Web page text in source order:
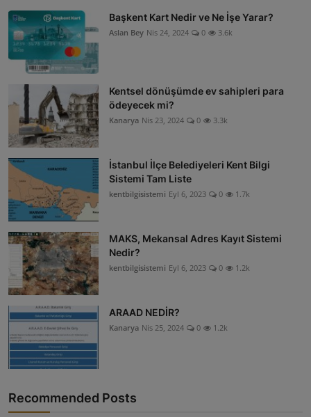
Başkent Kart Nedir ve Ne İşe Yarar?
Aslan Bey Nis 24, 2024 0 3.6k
Kentsel dönüşümde ev sahipleri para
ödeyecek mi?
Kanarya Nis 23, 2024 0 3.3k
İstanbul İlçe Belediyeleri Kent Bilgi
Sistemi Tam Liste
kentbilgisistemi Eyl 6, 2023 0 1.7k
MAKS, Mekansal Adres Kayıt Sistemi
Nedir?
kentbilgisistemi Eyl 6, 2023 0 1.2k
ARAAD NEDİR?
Kanarya Nis 25, 2024 0 1.2k
Recommended Posts